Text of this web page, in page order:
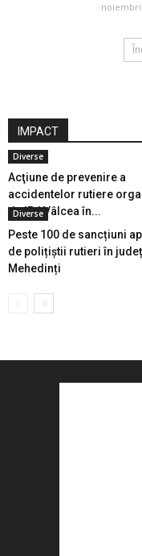
IMPACT
Diverse
Acţiune de prevenire a
accidentelor rutiere
de IPJ Vâlcea în...
Diverse
Peste 100 de sancțiuni
de polițiștii rutieri în
Mehedinți